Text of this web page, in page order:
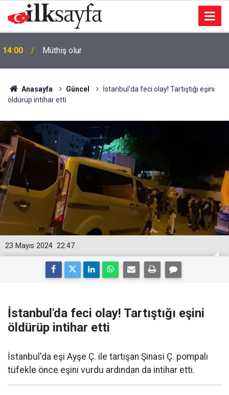
14:00 Müthiş olur
Anasayfa Güncel
İstanbul'da feci olay! Tartıştığı eşini
öldürüp intihar etti
22:47
23 Mayıs 2024
İstanbul'da feci olay! Tartıştığı eşini
öldürüp intihar etti
İstanbul'da eşi Ayşe Ç. ile tartışan Şinasi Ç. pompalı
tüfekle önce eşini vurdu ardından da intihar etti.